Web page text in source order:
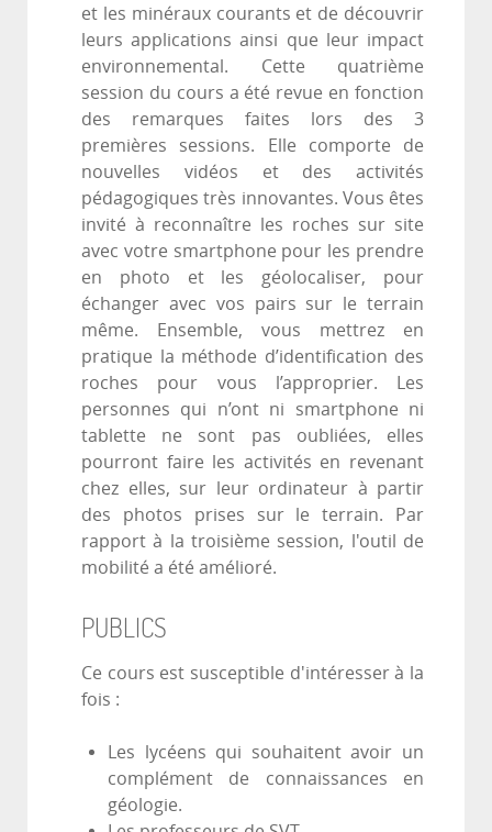
et les minéraux courants et de découvrir
leurs applications ainsi que leur impact
environnemental. Cette quatrième
session du cours a été revue en fonction
des remarques faites lors des 3
premières sessions. Elle comporte de
nouvelles vidéos et des activités
pédagogiques très innovantes. Vous êtes
invité à reconnaître les roches sur site
avec votre smartphone pour les prendre
en photo et les géolocaliser, pour
échanger avec vos pairs sur le terrain
même. Ensemble, vous mettrez en
pratique la méthode d’identification des
roches pour vous l’approprier. Les
personnes qui n’ont ni smartphone ni
tablette ne sont pas oubliées, elles
pourront faire les activités en revenant
chez elles, sur leur ordinateur à partir
des photos prises sur le terrain. Par
rapport à la troisième session, l'outil de
mobilité a été amélioré.
PUBLICS
Ce cours est susceptible d'intéresser à la
fois :
Les lycéens qui souhaitent avoir un
complément de connaissances en
géologie.